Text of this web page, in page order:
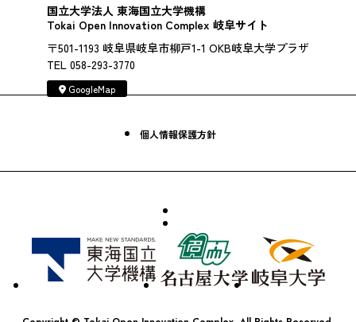
国立大学法人 東海国立大学機構
Tokai Open Innovation Complex 岐阜サイト
〒501-1193 岐阜県岐阜市柳戸1-1 OKB岐阜大学プラザ
TEL 058-293-3770
GoogleMap
個人情報保護方針